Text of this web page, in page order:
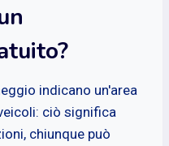
indicano un'area
ciò significa
chiunque può